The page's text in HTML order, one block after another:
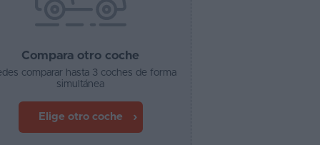
Compara otro coche
comparar hasta 3 coches de forma
simultánea
Elige otro coche